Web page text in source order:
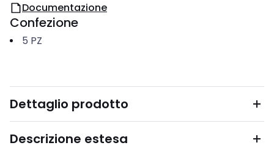
Documentazione
Confezione
5 PZ
Dettaglio prodotto
Descrizione estesa